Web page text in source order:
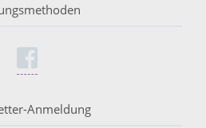
Anmeldung